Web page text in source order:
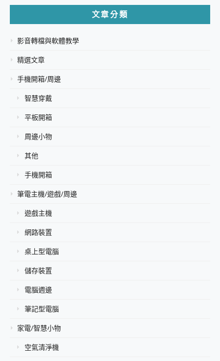
文章分類
影音轉檔與軟體教學
精選文章
手機開箱/周邊
智慧穿戴
平板開箱
周邊小物
其他
手機開箱
筆電主機/遊戲/周邊
遊戲主機
網路裝置
桌上型電腦
儲存裝置
電腦週邊
筆記型電腦
家電/智慧小物
空氣清淨機